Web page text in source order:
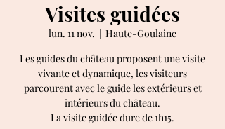
Visites guidées
lun. 11 nov.
  |
Haute-Goulaine
Les guides du château proposent une visite
vivante et dynamique, les visiteurs
parcourent avec le guide les extérieurs et
intérieurs du château.